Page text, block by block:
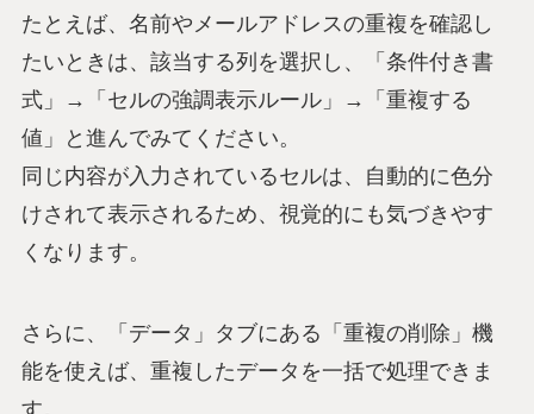
たとえば、名前やメールアドレスの重複を確認し
たいときは、該当する列を選択し、「条件付き書
式」→「セルの強調表示ルール」→「重複する
値」と進んでみてください。
同じ内容が入力されているセルは、自動的に色分
けされて表示されるため、視覚的にも気づきやす
くなります。
さらに、「データ」タブにある「重複の削除」機
能を使えば、重複したデータを一括で処理できま
す。